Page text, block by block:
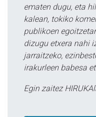
ematen dugu, eta
kalean, tokiko
publikoen
dizugu etxera nahi
jarraitzeko,
irakurleen babesa
Egin zaitez